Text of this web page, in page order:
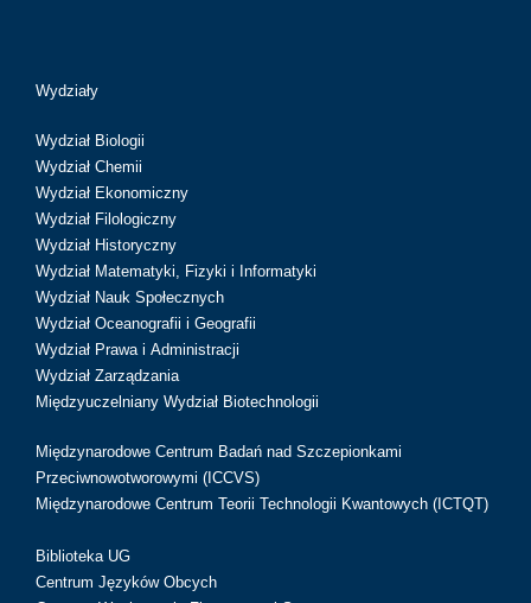
Wydziały
Wydział Biologii
Wydział Chemii
Wydział Ekonomiczny
Wydział Filologiczny
Wydział Historyczny
Wydział Matematyki, Fizyki i Informatyki
Wydział Nauk Społecznych
Wydział Oceanografii i Geografii
Wydział Prawa i Administracji
Wydział Zarządzania
Międzyuczelniany Wydział Biotechnologii
Międzynarodowe Centrum Badań nad Szczepionkami
Przeciwnowotworowymi (ICCVS)
Międzynarodowe Centrum Teorii Technologii Kwantowych (ICTQT)
Biblioteka UG
Centrum Języków Obcych